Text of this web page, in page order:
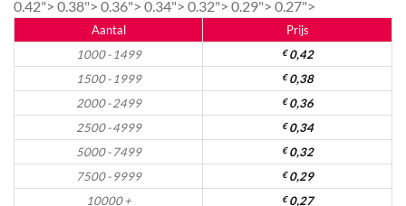
0.42"> 0.38"> 0.36"> 0.34"> 0.32"> 0.29"> 0.27">
Aantal
Prijs
1000 - 1499
€0,42
1500 - 1999
€0,38
2000 - 2499
€0,36
2500 - 4999
€0,34
5000 - 7499
€0,32
7500 - 9999
€0,29
10000 +
€0,27